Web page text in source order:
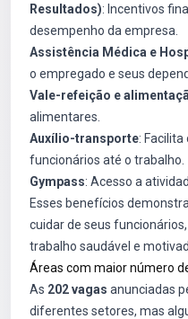
Resultados): Incentivos
desempenho da empresa.
Assistência Médica e
o empregado e seus
Vale-refeição e
alimentares.
Auxílio-transporte:
funcionários até o trabalho.
Gympass: Acesso a
Esses benefícios
cuidar de seus
trabalho saudável e
Áreas com maior número
As 202 vagas anunciadas
diferentes setores, mas